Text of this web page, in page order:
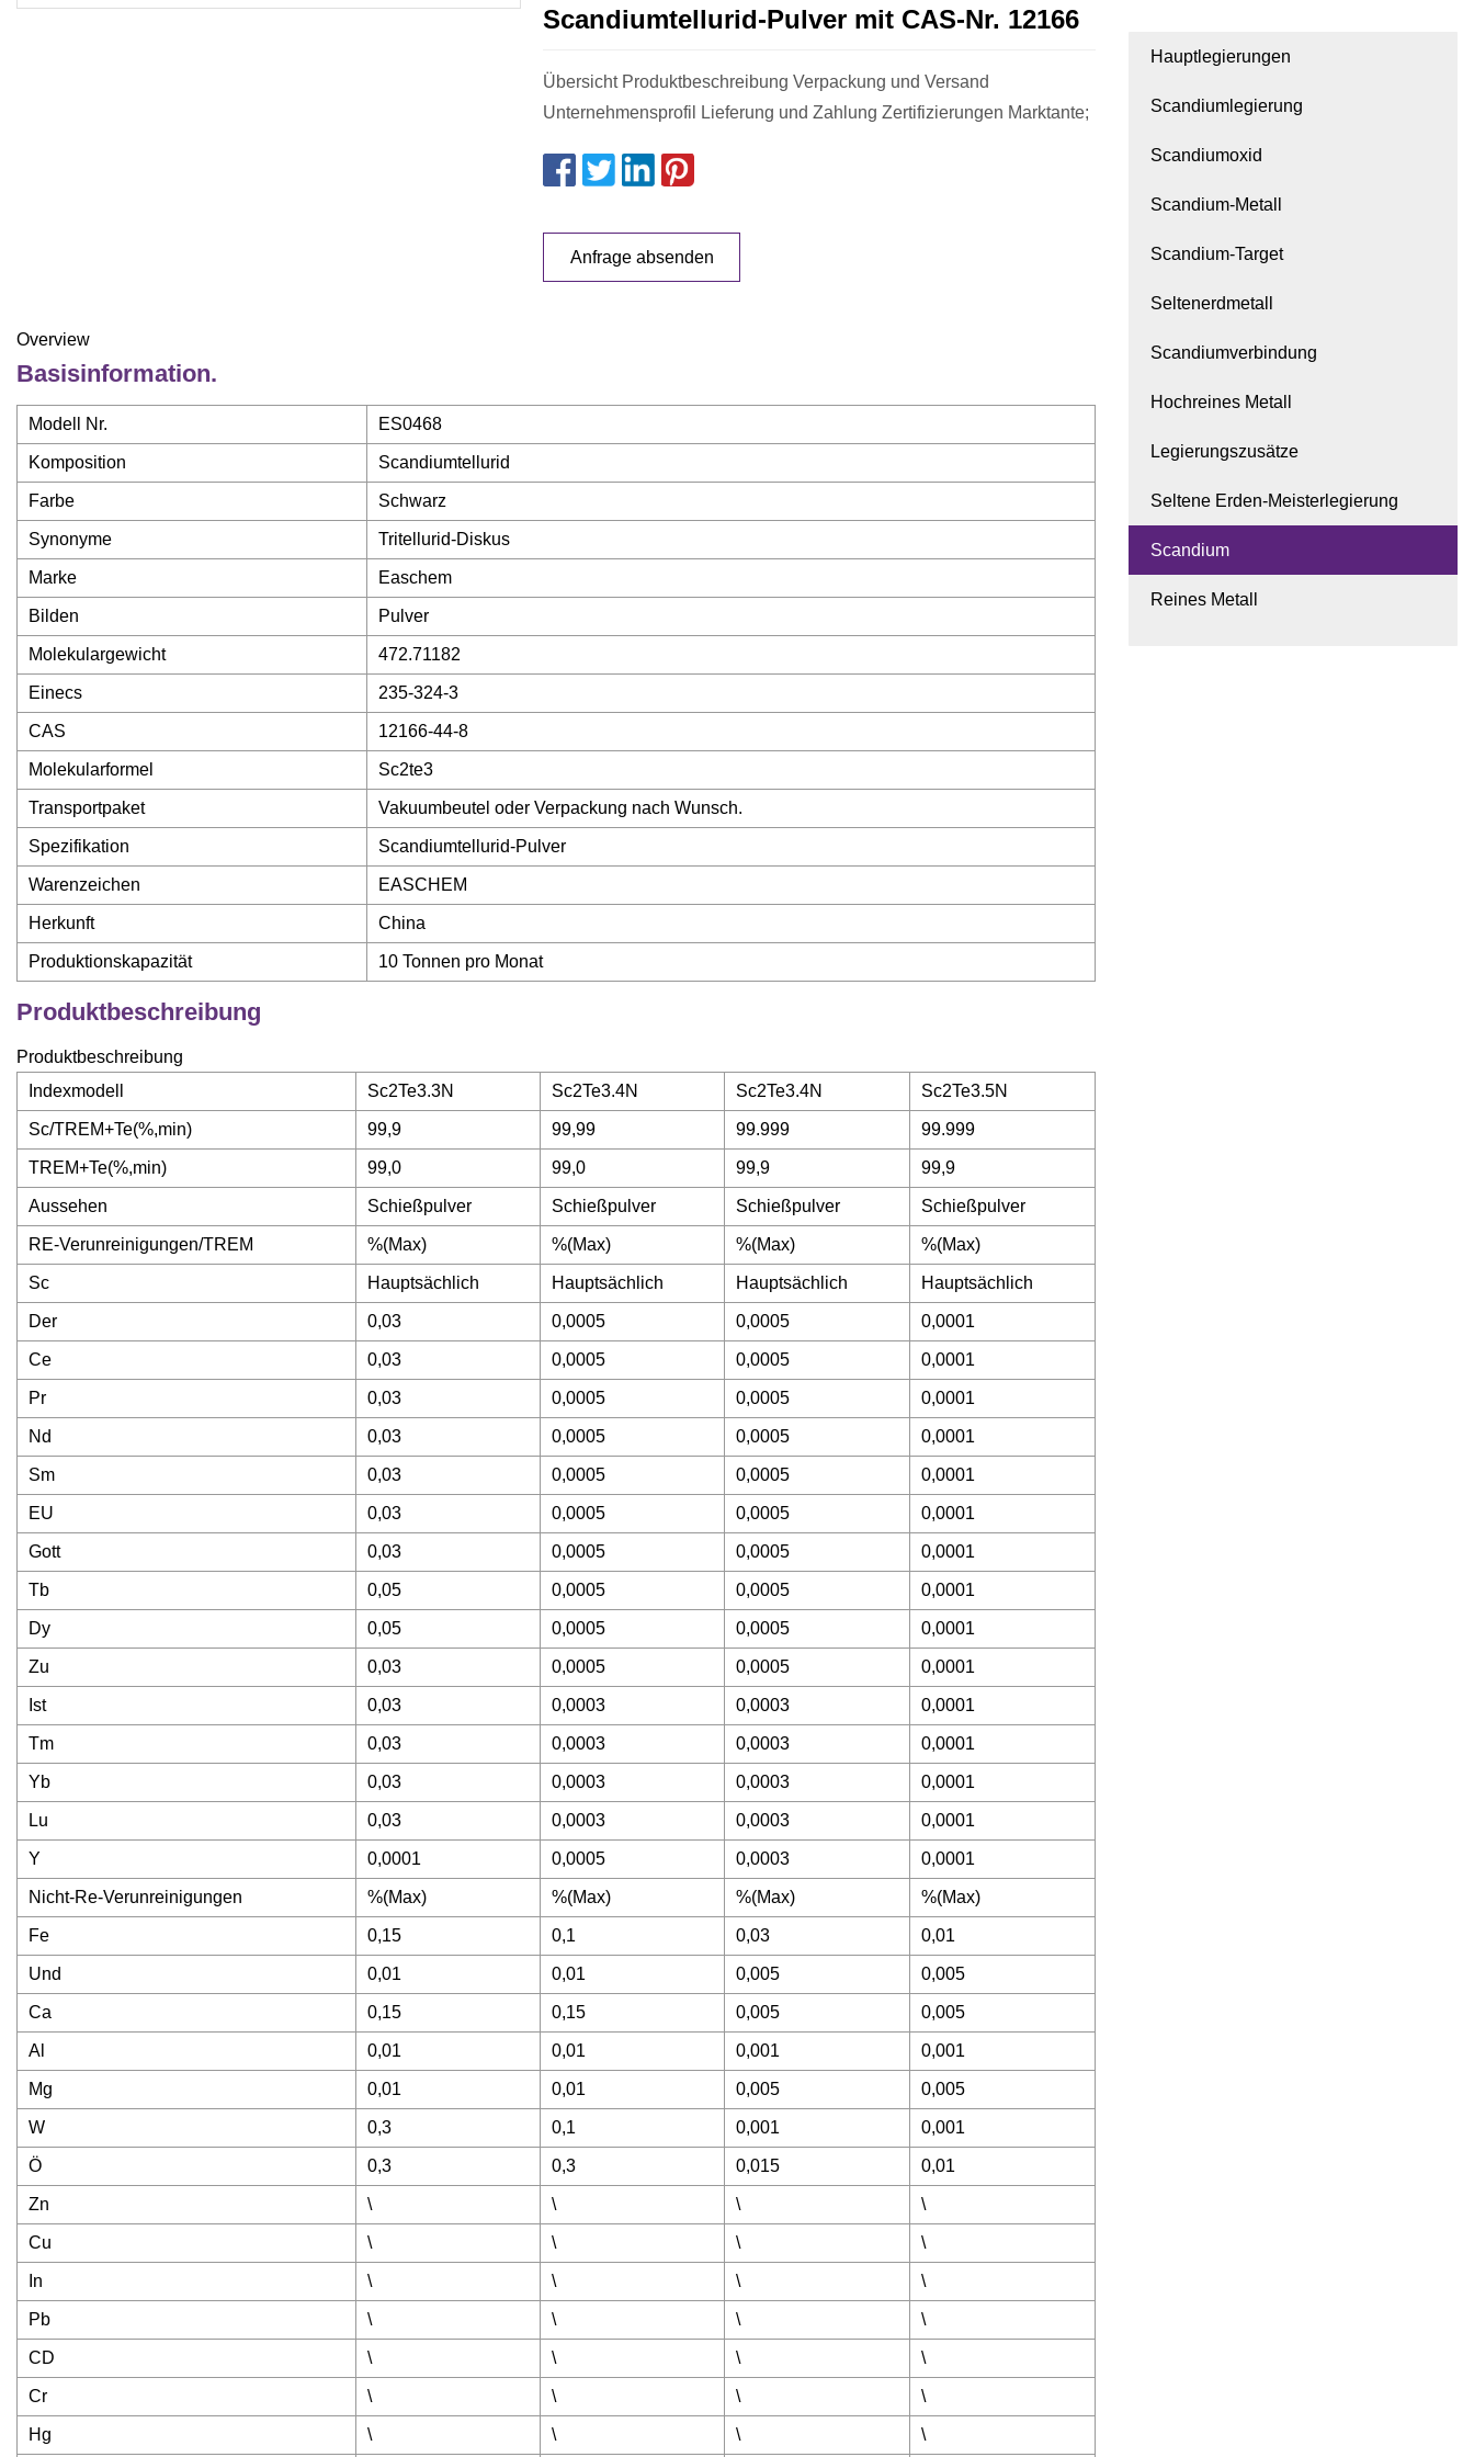
Scandiumtellurid-Pulver mit CAS-Nr. 12166
Übersicht Produktbeschreibung Verpackung und Versand
Unternehmensprofil Lieferung und Zahlung Zertifizierungen Marktante;
Anfrage absenden
Overview
Basisinformation.
Modell Nr. ES0468
Komposition Scandiumtellurid
Farbe Schwarz
Synonyme Tritellurid-Diskus
Marke Easchem
Bilden Pulver
Molekulargewicht 472.71182
Einecs 235-324-3
CAS 12166-44-8
Molekularformel Sc2te3
Transportpaket Vakuumbeutel oder Verpackung nach Wunsch.
Spezifikation Scandiumtellurid-Pulver
Warenzeichen EASCHEM
Herkunft China
Produktionskapazität 10 Tonnen pro Monat
Produktbeschreibung
Produktbeschreibung
Indexmodell
Sc2Te3.3N Sc2Te3.4N Sc2Te3.4N Sc2Te3.5N
Sc/TREM+Te(%,min) 99,9 99,99 99.999 99.999
TREM+Te(%,min) 99,0 99,0 99,9 99,9
Aussehen Schießpulver Schießpulver Schießpulver Schießpulver
RE-Verunreinigungen/TREM %(Max) %(Max) %(Max) %(Max)
Sc Hauptsächlich Hauptsächlich Hauptsächlich Hauptsächlich
Der 0,03 0,0005 0,0005 0,0001
Ce 0,03 0,0005 0,0005 0,0001
Pr 0,03 0,0005 0,0005 0,0001
Nd 0,03 0,0005 0,0005 0,0001
Sm 0,03 0,0005 0,0005 0,0001
EU 0,03 0,0005 0,0005 0,0001
Gott 0,03 0,0005 0,0005 0,0001
Tb 0,05 0,0005 0,0005 0,0001
Dy 0,05 0,0005 0,0005 0,0001
Zu 0,03 0,0005 0,0005 0,0001
Ist 0,03 0,0003 0,0003 0,0001
Tm 0,03 0,0003 0,0003 0,0001
Yb 0,03 0,0003 0,0003 0,0001
Lu 0,03 0,0003 0,0003 0,0001
Y 0,0001 0,0005 0,0003 0,0001
Nicht-Re-Verunreinigungen %(Max) %(Max) %(Max) %(Max)
Fe 0,15 0,1 0,03 0,01
Und 0,01 0,01 0,005 0,005
Ca 0,15 0,15 0,005 0,005
Al 0,01 0,01 0,001 0,001
Mg 0,01 0,01 0,005 0,005
W 0,3 0,1 0,001 0,001
Ö 0,3 0,3 0,015 0,01
Zn \ \ \ \
Cu \ \ \ \
In \ \ \ \
Pb \ \ \ \
CD \ \ \ \
Cr \ \ \ \
Hg \ \ \ \
Hauptlegierungen
Scandiumlegierung
Scandiumoxid
Scandium-Metall
Scandium-Target
Seltenerdmetall
Scandiumverbindung
Hochreines Metall
Legierungszusätze
Seltene Erden-Meisterlegierung
Scandium
Reines Metall